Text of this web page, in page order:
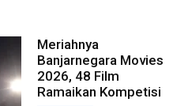
Meriahnya
Banjarnegara Movies
2026, 48 Film
Ramaikan Kompetisi